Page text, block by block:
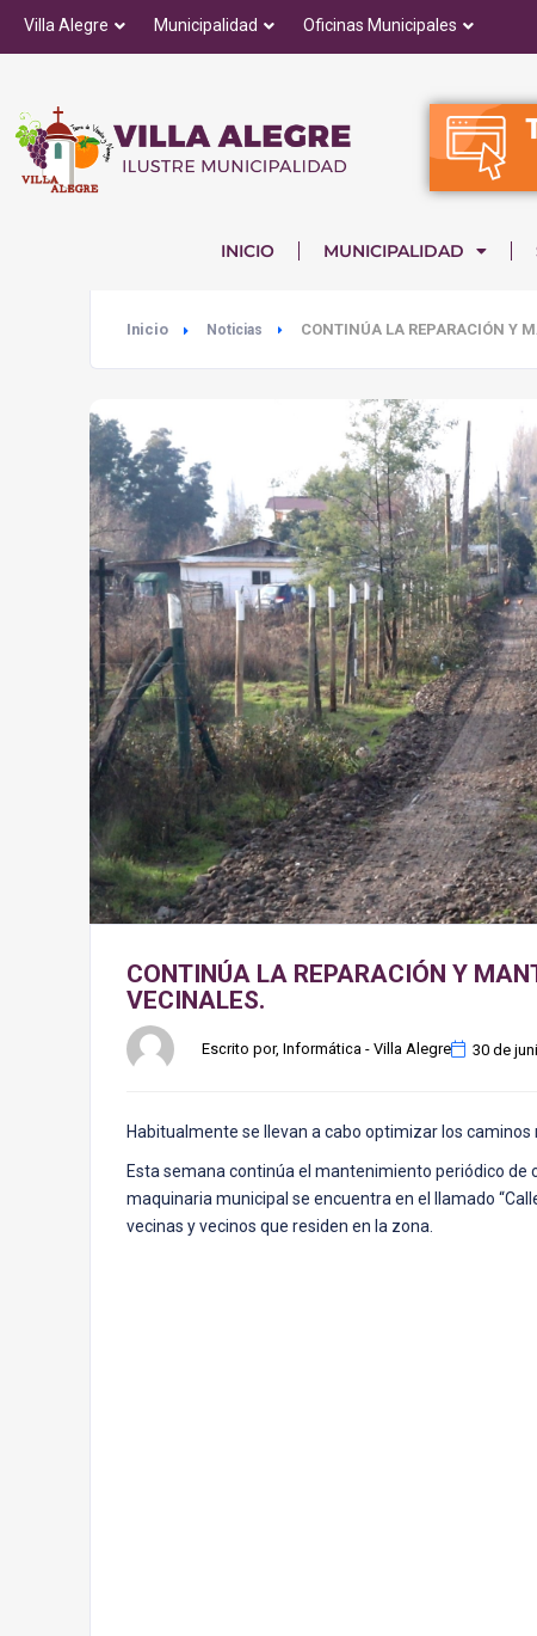
Villa Alegre Municipalidad Oficinas Municipales
INICIO MUNICIPALIDAD
Inicio Noticias CONTINÚA LA REPARACIÓN Y
CONTINÚA LA REPARACIÓN Y
VECINALES.
Escrito por, Informática - Villa Alegre 30 de
Habitualmente se llevan a cabo optimizar los
Esta semana continúa el mantenimiento periódico
maquinaria municipal se encuentra en el llamado
vecinas y vecinos que residen en la zona.